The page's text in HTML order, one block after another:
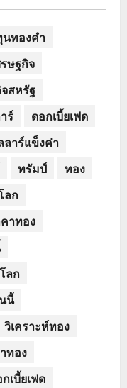
นทองคำ
ษฐกิจ
สหรัฐ
ร์
ดอกเบี้ยเฟด
ลาร์แข็งค่า
ทรัมป์
ทอง
ลก
าทอง
ลก
นี้
วิเคราะห์ทอง
ทอง
เบี้ยเฟด